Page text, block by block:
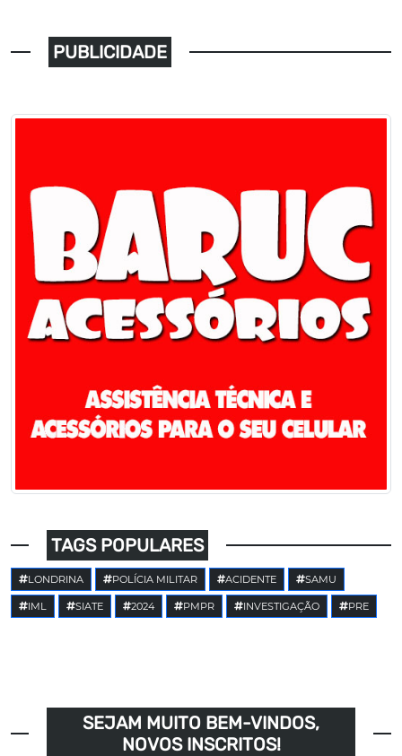
PUBLICIDADE
TAGS POPULARES
LONDRINA POLÍCIA MILITAR ACIDENTE SAMU
IML SIATE 2024 PMPR INVESTIGAÇÃO PRE
SEJAM MUITO BEM-VINDOS,
NOVOS INSCRITOS!